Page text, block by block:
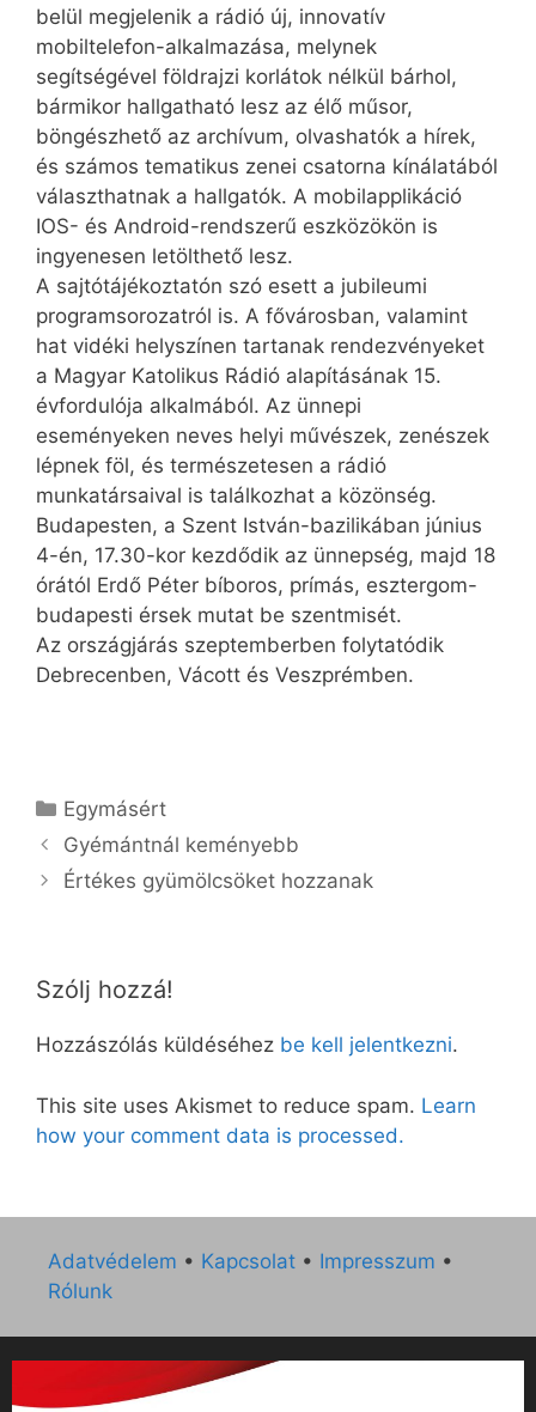
belül megjelenik a rádió új, innovatív
mobiltelefon-alkalmazása, melynek
segítségével földrajzi korlátok nélkül bárhol,
bármikor hallgatható lesz az élő műsor,
böngészhető az archívum, olvashatók a hírek,
és számos tematikus zenei csatorna kínálatából
választhatnak a hallgatók. A mobil­applikáció
IOS- és Android-rendszerű eszközökön is
ingyenesen letölthető lesz.
A sajtótájékoztatón szó esett a jubileumi
programsorozatról is. A fővárosban, valamint
hat vidéki helyszínen tartanak rendezvényeket
a Magyar Katolikus Rádió alapításának 15.
évfordulója alkalmából. Az ünnepi
eseményeken neves helyi művészek, zenészek
lépnek föl, és természetesen a rádió
munkatársaival is találkozhat a közönség.
Budapesten, a Szent István-bazilikában június
4-én, 17.30-kor kezdődik az ünnepség, majd 18
órától Erdő Péter bíboros, prímás, esztergom-
budapesti érsek mutat be szentmisét.
Az országjárás szeptemberben folytatódik
Debrecenben, Vácott és Veszprémben.
Kategória
Egymásért
Gyémántnál keményebb
Értékes gyümölcsöket hozzanak
Szólj hozzá!
Hozzászólás küldéséhez be kell jelentkezni.
This site uses Akismet to reduce spam. Learn
how your comment data is processed.
Adatvédelem • Kapcsolat • Impresszum •
Rólunk